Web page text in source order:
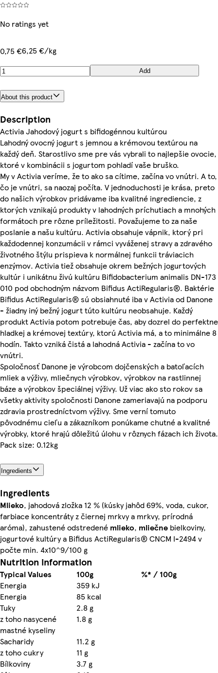
No ratings yet
0,75 €6,25 €/kg
Add
About this product
Description
Activia Jahodový jogurt s bifidogénnou kultúrou
Lahodný ovocný jogurt s jemnou a krémovou textúrou na
každý deň. Starostlivo sme pre vás vybrali to najlepšie ovocie,
ktoré v kombinácii s jogurtom pohladí vaše bruško.
My v Activia veríme, že to ako sa cítime, začína vo vnútri. A to,
čo je vnútri, sa naozaj počíta. V jednoduchosti je krása, preto
do našich výrobkov pridávame iba kvalitné ingrediencie, z
ktorých vznikajú produkty v lahodných príchutiach a mnohých
formátoch pre rôzne príležitosti. Považujeme to za naše
poslanie a našu kultúru. Activia obsahuje vápnik, ktorý pri
každodennej konzumácii v rámci vyváženej stravy a zdravého
životného štýlu prispieva k normálnej funkcii tráviacich
enzýmov. Activia tiež obsahuje okrem bežných jogurtových
kultúr i unikátnu živú kultúru Bifidobacterium animalis DN-173
010 pod obchodným názvom Bifidus ActiRegularis®. Baktérie
Bifidus ActiRegularis® sú obsiahnuté iba v Activia od Danone
- žiadny iný bežný jogurt túto kultúru neobsahuje. Každý
produkt Activia potom potrebuje čas, aby dozrel do perfektne
hladkej a krémovej textúry, ktorú Activia má, a to minimálne 8
hodín. Takto vzniká čistá a lahodná Activia - začína to vo
vnútri.
Spoločnosť Danone je výrobcom dojčenských a batoľacích
mliek a výživy, mliečnych výrobkov, výrobkov na rastlinnej
báze a výrobkov špeciálnej výživy. Už viac ako sto rokov sa
všetky aktivity spoločnosti Danone zameriavajú na podporu
zdravia prostredníctvom výživy. Sme verní tomuto
pôvodnému cieľu a zákazníkom ponúkame chutné a kvalitné
výrobky, ktoré hrajú dôležitú úlohu v rôznych fázach ich života.
Pack size: 0.12kg
Ingredients
Ingredients
Mlieko, jahodová zložka 12 % (kúsky jahôd 69%, voda, cukor,
farbiace koncentráty z čiernej mrkvy a mrkvy, prírodná
aróma), zahustené odstredené mlieko, mliečne bielkoviny,
jogurtové kultúry a Bifidus ActiRegularis® CNCM I-2494 v
počte min. 4x10^9/100 g
Nutrition information
Typical Values 100g
%* / 100g
Energia
359 kJ
Energia
85 kcal
Tuky
2.8 g
z toho nasycené
mastné kyseliny
1.8 g
Sacharidy
11.2 g
z toho cukry
11 g
Bílkoviny
3.7 g